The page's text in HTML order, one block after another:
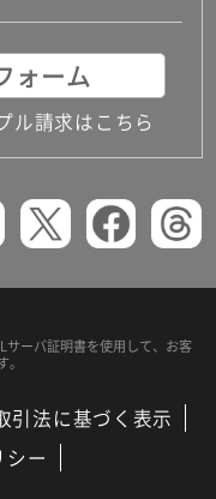
ォーム
ル請求はこちら
サーバ証明書を使用して、 お客
引法に基づく表示
シー